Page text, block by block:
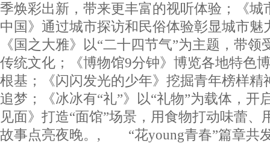
季焕彩出新，带来更丰富的视听体验；《城
中国》通过城市探访和民俗体验彰显城市魅
《国之大雅》以“二十四节气”为主题，带
传统文化；《博物馆9分钟》博览各地特色
根基；《闪闪发光的少年》挖掘青年榜样精
追梦；《冰冰有“礼”》以“礼物”为载体，开
见面》打造“面馆”场景，用食物打动味蕾、
故事点亮夜晚。, “花young青春”篇章共